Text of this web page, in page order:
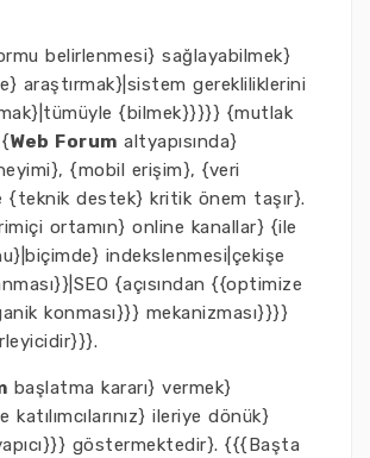
belirlenmesi} sağlayabilmek}
araştırmak}|sistem gerekliliklerini
{bilmek}}}}} {mutlak
Web Forum altyapısında}
{mobil erişim}, {veri
{teknik destek} kritik önem taşır}.
ortamın} online kanallar} {ile
indekslenmesi|çekişe
{açısından {{optimize
konması}}} mekanizması}}}}
başlatma kararı} vermek}
katılımcılarınız} ileriye dönük}
göstermektedir}. {{{Başta